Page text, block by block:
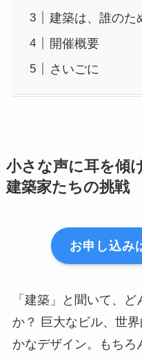
建築は、誰のた
開催概要
さいごに
小さな声に耳を傾
建築家たちの挑戦
お申し込み
「建築」と聞いて、
か？ 巨大なビル、世
かなデザイン。もちろ